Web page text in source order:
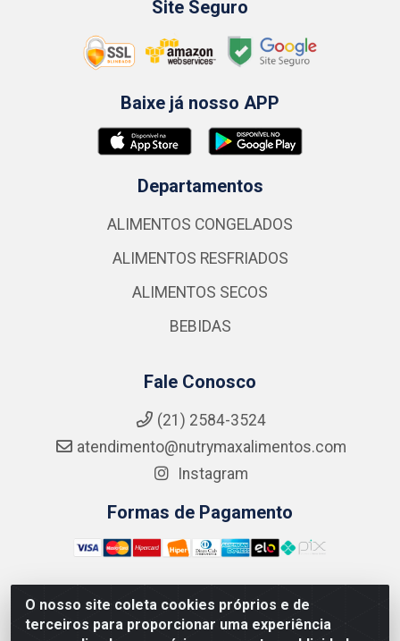
O nosso site coleta cookies próprios e de
terceiros para proporcionar uma experiência
Site Seguro
Baixe já nosso APP
Departamentos
ALIMENTOS CONGELADOS
ALIMENTOS RESFRIADOS
ALIMENTOS SECOS
BEBIDAS
Fale Conosco
(21) 2584-3524
atendimento@nutrymaxalimentos.com
Instagram
Formas de Pagamento
NUTRY MAX COMÉRCIO DE PRODUTOS ALIMENTICIOS
LTDA - RUA DO FEIJÃO, 721 PENHA CIRCULAR/RJ -